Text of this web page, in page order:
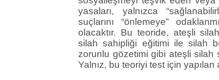
yasaları, yalnızca
suçlarını “önlemeye”
olacaktır. Bu teoride, ateşli
silah sahipliği eğitimi ile silah
zorunlu gözetimi gibi ateşli silah
Yalnız, bu teoriyi test için yapılan